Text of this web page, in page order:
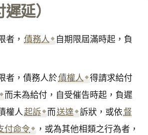
延）
者， 債務人
自期限屆滿時起，負
者，債務人於債權人 得請求給付
而未為給付，自受催告時起，負遲
權人起訴 而送達 訴狀，或依督
付命令
，或為其他相類之行為者，